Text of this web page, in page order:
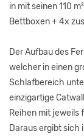
in mit seinen 110
Bettboxen + 4x
Der Aufbau des
welcher in einen
Schlafbereich
einzigartige
Reihen mit
Daraus ergibt sich